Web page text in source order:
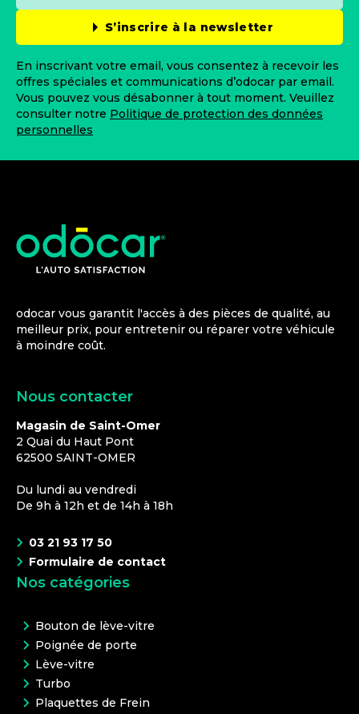
S’inscrire à la newsletter
En inscrivant votre email, vous consentez à recevoir les
offres spéciales et communications d’odocar par email.
Vous pouvez vous désabonner à tout moment. Veuillez
consulter notre Politique de protection des données
personnelles
odocar vous garantit l'accès à des pièces de qualité, au
meilleur prix, pour entretenir ou réparer votre véhicule
à moindre coût.
Nous contacter
Magasin de Saint-Omer
2 Quai du Haut Pont
62500 SAINT-OMER
Du lundi au vendredi
De 9h à 12h et de 14h à 18h
03 21 93 17 50
Formulaire de contact
Nos catégories
Bouton de lève-vitre
Poignée de porte
Lève-vitre
Turbo
Plaquettes de Frein